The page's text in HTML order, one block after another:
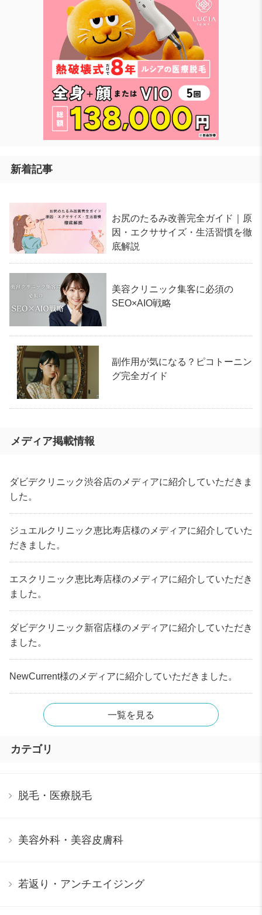
新着記事
お尻のたるみ改善完全ガイド｜原
因・エクササイズ・生活習慣を徹
底解説
美容クリニック集客に必須の
SEO×AIO戦略
副作用が気になる？ピコトーニン
グ完全ガイド
メディア掲載情報
ダビデクリニック渋谷店のメディアに紹介していただきま
した。
ジュエルクリニック恵比寿店様のメディアに紹介していた
だきました。
エスクリニック恵比寿店様のメディアに紹介していただき
ました。
ダビデクリニック新宿店様のメディアに紹介していただき
ました。
NewCurrent様のメディアに紹介していただきました。
一覧を見る
カテゴリ
脱毛・医療脱毛
美容外科・美容皮膚科
若返り・アンチエイジング